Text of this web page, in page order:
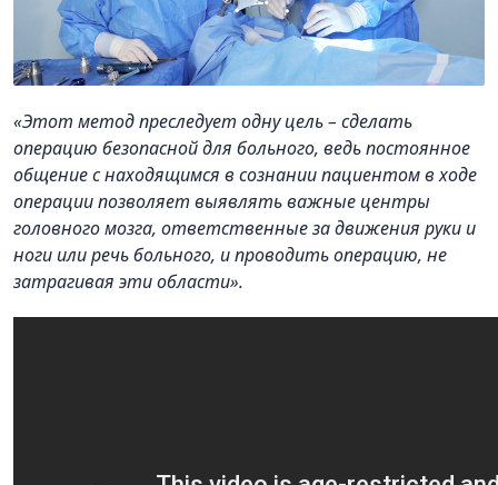
«Этот метод преследует одну цель – сделать
операцию безопасной для больного, ведь постоянное
общение с находящимся в сознании пациентом в ходе
операции позволяет выявлять важные центры
головного мозга, ответственные за движения руки и
ноги или речь больного, и проводить операцию, не
затрагивая эти области».